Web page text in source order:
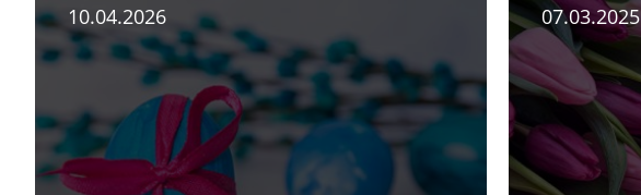
10.04.2026 07.03.2025